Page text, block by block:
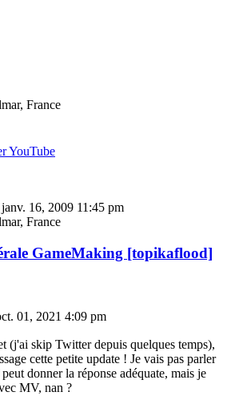
France
YouTube
16, 2009 11:45 pm
France
GameMaking [topikaflood]
01, 2021 4:09 pm
(j'ai skip Twitter depuis quelques temps),
cette petite update ! Je vais pas parler
donner la réponse adéquate, mais je
MV, nan ?